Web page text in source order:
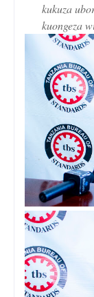
kukuza
kuongeza